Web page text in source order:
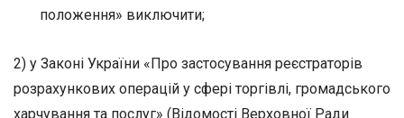
положення» виключити;
2) у Законі України «Про застосування реєстраторів
розрахункових операцій у сфері торгівлі, громадського
харчування та послуг» (Відомості Верховної Ради